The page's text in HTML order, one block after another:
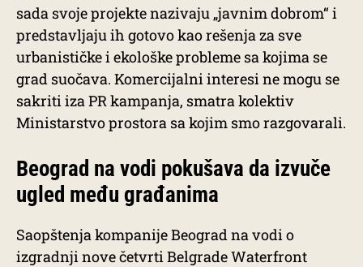
sada svoje projekte nazivaju „javnim dobrom“ i
predstavljaju ih gotovo kao rešenja za sve
urbanističke i ekološke probleme sa kojima se
grad suočava. Komercijalni interesi ne mogu se
sakriti iza PR kampanja, smatra kolektiv
Ministarstvo prostora sa kojim smo razgovarali.
Beograd na vodi pokušava da izvuče
ugled među građanima
Saopštenja kompanije Beograd na vodi o
izgradnji nove četvrti Belgrade Waterfront